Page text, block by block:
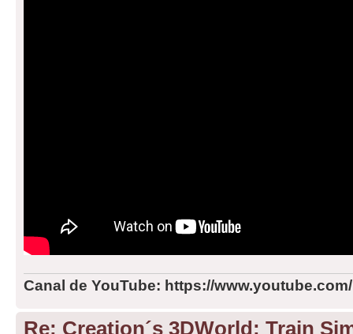
Canal de YouTube: https://
Re: Creation´s 3DWorld: Train